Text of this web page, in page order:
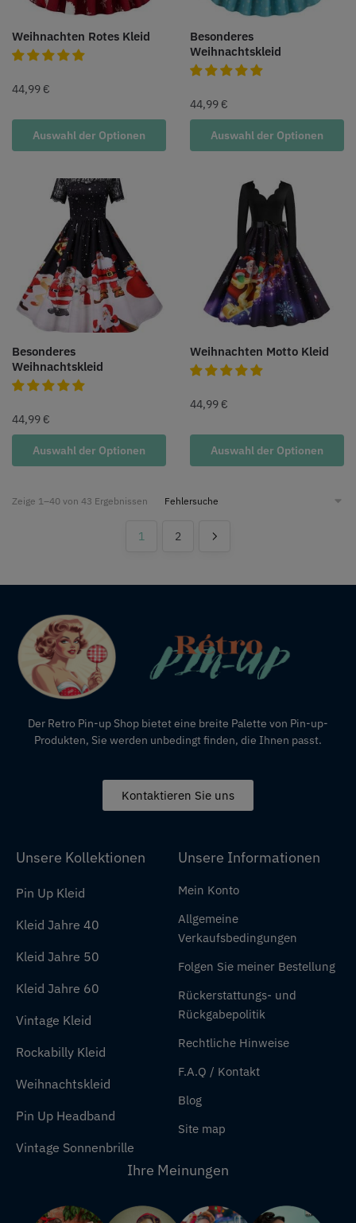
Weihnachten Rotes Kleid
44,99 €
Auswahl der Optionen
Besonderes
Weihnachtskleid
44,99 €
Auswahl der Optionen
Besonderes
Weihnachtskleid
44,99 €
Auswahl der Optionen
Weihnachten Motto Kleid
44,99 €
Auswahl der Optionen
Zeige 1–40 von 43 Ergebnissen
1 2
Der Retro Pin-up Shop bietet eine breite Palette von Pin-up-
Produkten, Sie werden unbedingt finden, die Ihnen passt.
Kontaktieren Sie uns
Unsere Kollektionen
Pin Up Kleid
Kleid Jahre 40
Kleid Jahre 50
Kleid Jahre 60
Vintage Kleid
Rockabilly Kleid
Weihnachtskleid
Pin Up Headband
Vintage Sonnenbrille
Unsere Informationen
Mein Konto
Allgemeine
Verkaufsbedingungen
Folgen Sie meiner Bestellung
Rückerstattungs- und
Rückgabepolitik
Rechtliche Hinweise
F.A.Q / Kontakt
Blog
Site map
Ihre Meinungen